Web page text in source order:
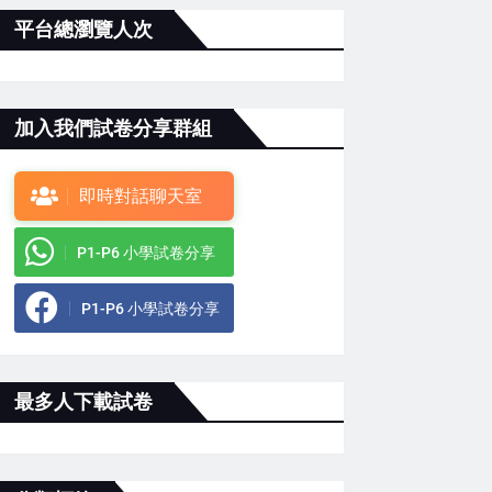
平台總瀏覽人次
加入我們試卷分享群組
即時對話聊天室
P1-P6 小學試卷分享
P1-P6 小學試卷分享
最多人下載試卷